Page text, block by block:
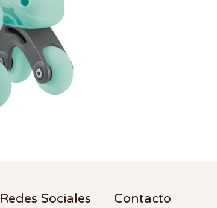
Redes Sociales Contacto